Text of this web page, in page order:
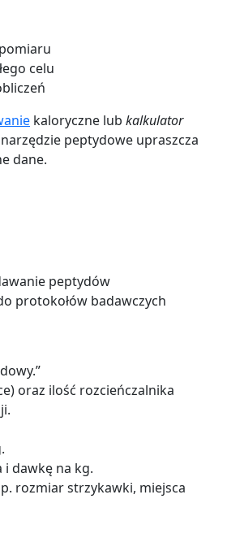
celu
kaloryczne lub kalkulator
peptydowe upraszcza
dane.
peptydów
protokołów badawczych
oraz ilość rozcieńczalnika
i dawkę na kg.
rozmiar strzykawki, miejsca